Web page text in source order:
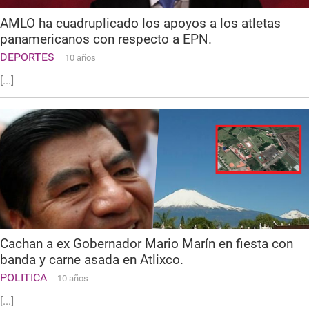
AMLO ha cuadruplicado los apoyos a los atletas
panamericanos con respecto a EPN.
DEPORTES 10 años
[...]
Cachan a ex Gobernador Mario Marín en fiesta con
banda y carne asada en Atlixco.
POLITICA 10 años
[...]